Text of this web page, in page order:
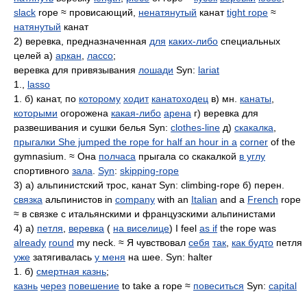
slack rope ≈ провисающий, ненатянутый канатtight rope ≈
натянутый канат
2) веревка, предназначенная для каких-либо специальных
целей а) аркан лассо;
веревка для привязывания лошади Syn: lariat
1., lasso
1. б) канат, по которому ходит канатоходец в) мн. канаты
которыми огорожена какая-либо арена г) веревка для
развешивания и сушки белья Syn: clothes-line д) скакалка
прыгалки She jumped the rope for half an hour in a corner of the
gymnasium. ≈ Она полчаса прыгала со скакалкой в углу
спортивного зала Syn: skipping-rope
3) а) альпинистский трос, канат Syn: climbing-rope б) перен.
связка альпинистов in company with an Italian and a French rope
≈ в связке с итальянскими и французскими альпинистами
4) а) петля веревка ( на виселице) I feel as if the rope was
already round my neck. ≈ Я чувствовал себя так как будто петля
уже затягивалась у меня на шее. Syn: halter
1. б) смертная казнь;
казнь через повешение to take a rope ≈ повеситься Syn: capital